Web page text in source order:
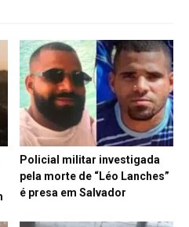
Policial militar investigada
pela morte de “Léo Lanches”
é presa em Salvador